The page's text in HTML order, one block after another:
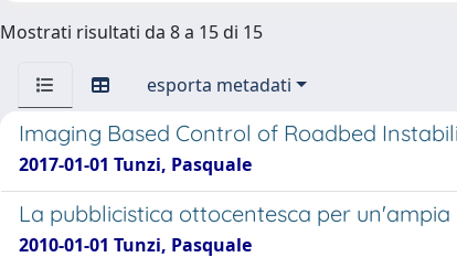
Mostrati risultati da 8 a 15 di 15
esporta metadati
Imaging Based Control of Roadbed
2017-01-01 Tunzi, Pasquale
La pubblicistica ottocentesca per
2010-01-01 Tunzi, Pasquale